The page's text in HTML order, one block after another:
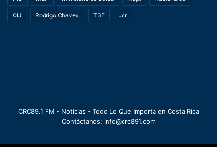
OIJ Rodrigo Chaves. TSE ucr
CRC89.1 FM - Noticias - Todo Lo Que Importa en Costa Rica
Contáctanos: info@crc891.com